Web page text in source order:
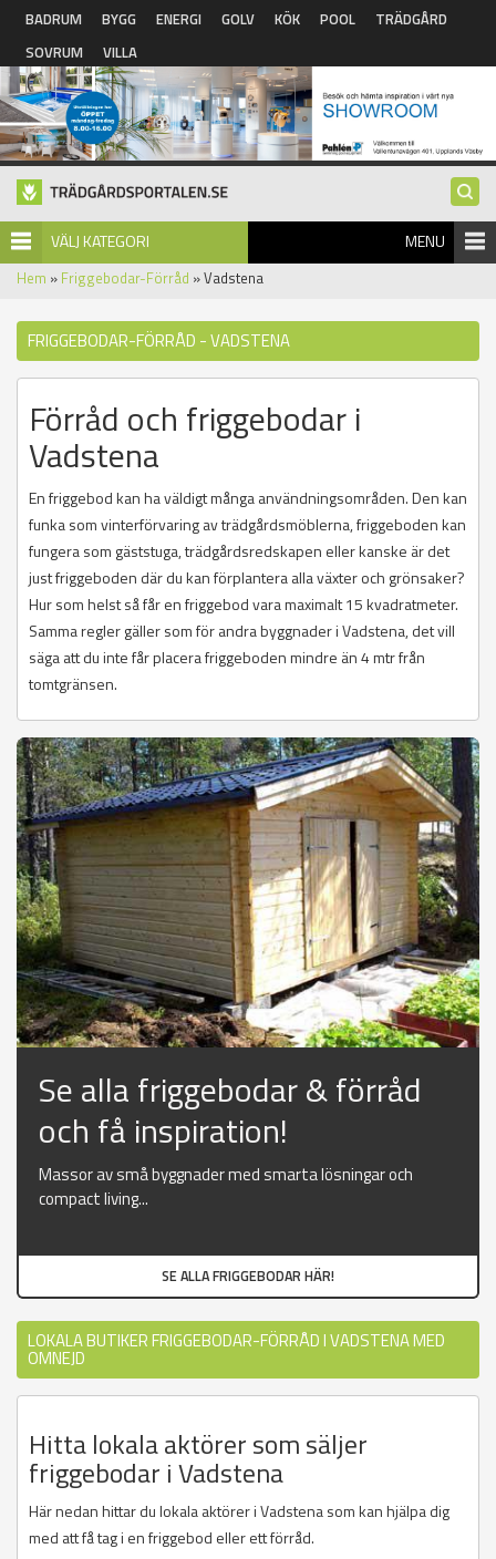
Hoppa till huvudinnehåll
BADRUM BYGG ENERGI GOLV KÖK POOL
TRÄDGÅRD
SOVRUM
VILLA
VÄLJ KATEGORI MENU
Hem » Friggebodar-Förråd » Vadstena
FRIGGEBODAR-FÖRRÅD - VADSTENA
Förråd och friggebodar i
Vadstena
En friggebod kan ha väldigt många användningsområden. Den kan
funka som vinterförvaring av trädgårdsmöblerna, friggeboden kan
fungera som gäststuga, trädgårdsredskapen eller kanske är det
just friggeboden där du kan förplantera alla växter och grönsaker?
Hur som helst så får en friggebod vara maximalt 15 kvadratmeter.
Samma regler gäller som för andra byggnader i Vadstena, det vill
säga att du inte får placera friggeboden mindre än 4 mtr från
tomtgränsen.
Se alla friggebodar & förråd
och få inspiration!
Massor av små byggnader med smarta lösningar och
compact living...
SE ALLA FRIGGEBODAR HÄR!
LOKALA BUTIKER FRIGGEBODAR-FÖRRÅD I VADSTENA MED
OMNEJD
Hitta lokala aktörer som säljer
friggebodar i Vadstena
Här nedan hittar du lokala aktörer i Vadstena som kan hjälpa dig
med att få tag i en friggebod eller ett förråd.